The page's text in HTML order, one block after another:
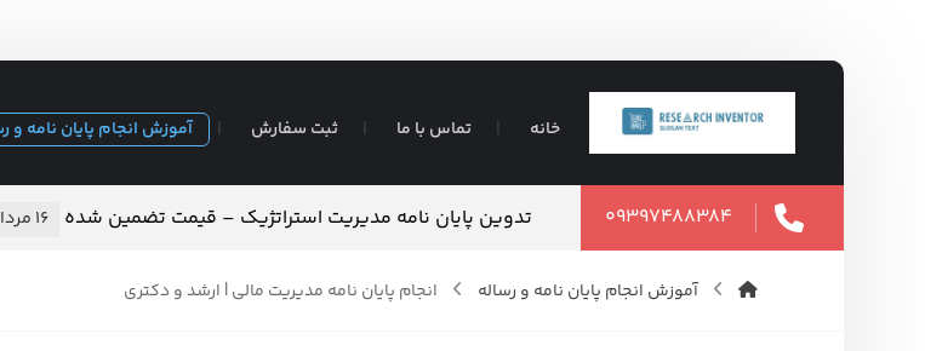
خانه تماس با ما ثبت سفارش آموزش انجام پایان نامه و
۰۹۳۹۷۴۸۸۳۸۴ تدوین پایان نامه مدیریت نامه ارشد ۱۴۰۵ ۱۵ مرداد ۱۴۰۵
آموزش انجام پایان نامه و رساله انجام پایان نامه مدیریت مالی | ارشد و دکتری